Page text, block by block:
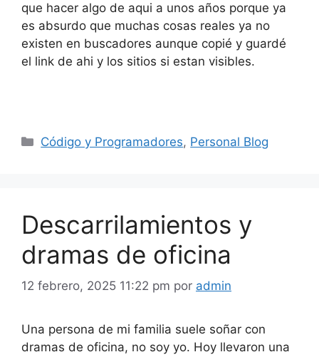
que hacer algo de aqui a unos años porque ya
es absurdo que muchas cosas reales ya no
existen en buscadores aunque copié y guardé
el link de ahi y los sitios si estan visibles.
Categorías
Código y Programadores, Personal Blog
Descarrilamientos y
dramas de oficina
12 febrero, 2025 11:22 pm por admin
Una persona de mi familia suele soñar con
dramas de oficina, no soy yo. Hoy llevaron una